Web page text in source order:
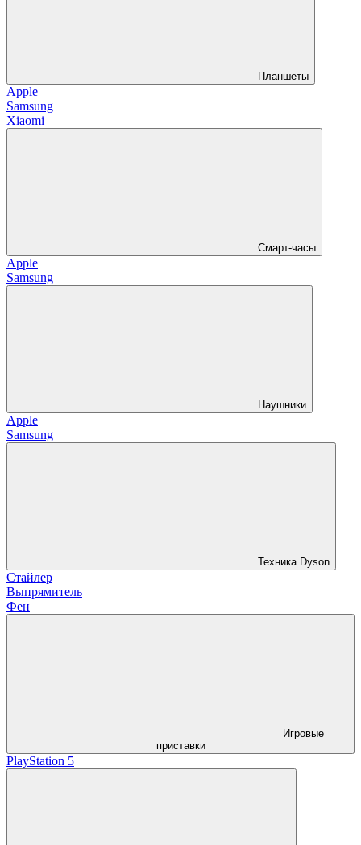
Планшеты
Apple
Samsung
Xiaomi
Смарт-часы
Apple
Samsung
Наушники
Apple
Samsung
Техника Dyson
Стайлер
Выпрямитель
Фен
Игровые
приставки
PlayStation 5